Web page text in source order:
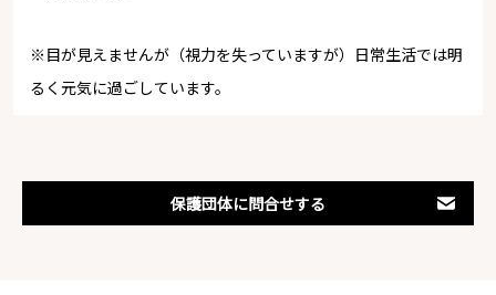
※目が見えませんが（視力を失っていますが）日常生活では明
るく元気に過ごしています。
保護団体に問合せする